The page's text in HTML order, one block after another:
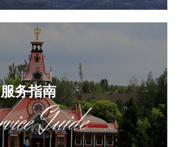
服务指南
Guide